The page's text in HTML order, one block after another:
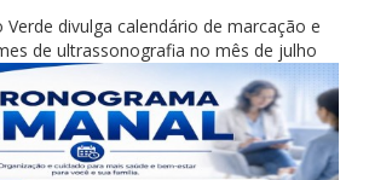
divulga calendário de marcação e
de ultrassonografia no mês de julho